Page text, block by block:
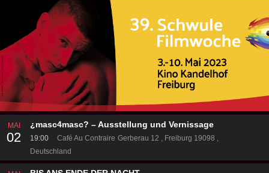
MAI
02
¿masc4masc? – Ausstellung und Vernissage
19:00 Café Au Contraire Gerberau 12
Freiburg 19098
Deutschland